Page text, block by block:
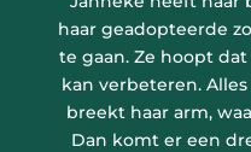
haar geadopteerde
te gaan. Ze hoopt
kan verbeteren.
breekt haar arm,
Dan komt er een